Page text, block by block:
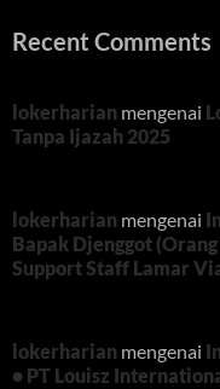
Recent Comments
lokerharian mengenai
Tanpa Ijazah 2025
lokerharian mengenai
Bapak Djenggot
Support Staff Lamar
lokerharian mengenai
• PT Louisz